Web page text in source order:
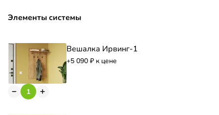
Элементы системы
Вешалка Ирвинг-1
+5 090 к цене